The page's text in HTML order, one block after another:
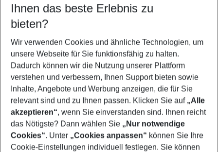
Find the perfect deal which suits your best
Your departure airport
Any airport
Select your date range
08/08/26–06/08/27 5-8 nights
Who will travel
2 adults No children
Show more filter
Ihnen das beste Erlebnis zu
bieten?
Wir verwenden Cookies und ähnliche Technologien, um
unsere Webseite für Sie funktionsfähig zu halten.
Dadurch können wir die Nutzung unserer Plattform
verstehen und verbessern, Ihnen Support bieten sowie
Inhalte, Angebote und Werbung anzeigen, die für Sie
relevant sind und zu Ihnen passen. Klicken Sie auf „Alle
akzeptieren“, wenn Sie einverstanden sind. Ihnen reicht
das Nötigste? Dann wählen Sie „Nur notwendige
Cookies“. Unter „Cookies anpassen“ können Sie Ihre
Cookie-Einstellungen individuell festlegen. Sie können